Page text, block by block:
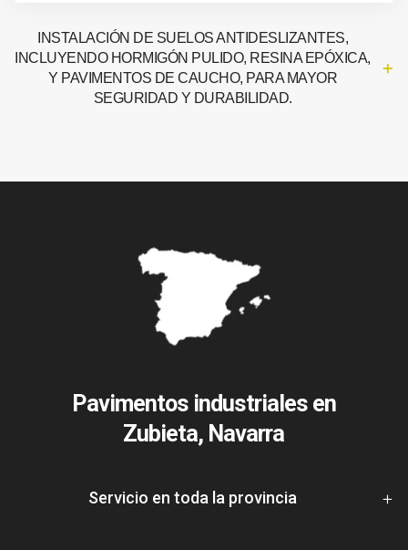
INSTALACIÓN DE SUELOS ANTIDESLIZANTES,
INCLUYENDO HORMIGÓN PULIDO, RESINA EPÓXICA,
Y PAVIMENTOS DE CAUCHO, PARA MAYOR
SEGURIDAD Y DURABILIDAD.
Pavimentos industriales en
Zubieta, Navarra
Servicio en toda la provincia